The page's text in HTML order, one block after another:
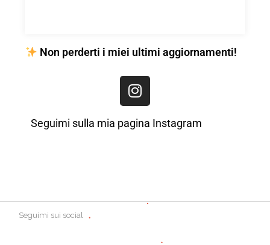
Non perderti i miei ultimi aggiornamenti!
Seguimi sulla mia pagina Instagram
Seguimi sui social